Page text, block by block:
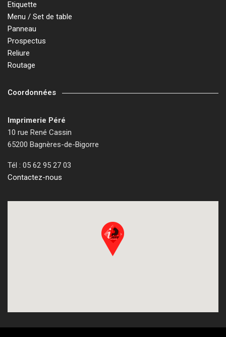
Etiquette
Menu / Set de table
Panneau
Prospectus
Reliure
Routage
Coordonnées
Imprimerie Péré
10 rue René Cassin
65200 Bagnères-de-Bigorre
Tél : 05 62 95 27 03
Contactez-nous